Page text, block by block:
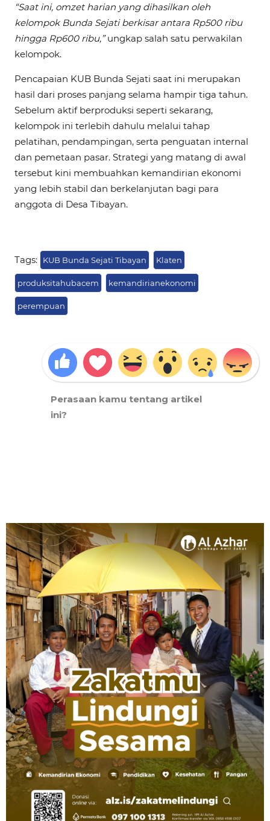
“Saat ini, omzet harian yang dihasilkan oleh
kelompok Bunda Sejati berkisar antara Rp500 ribu
hingga Rp600 ribu,”ungkap salah satu perwakilan
kelompok.
Pencapaian KUB Bunda Sejati saat ini merupakan
hasil dari proses panjang selama hampir tiga tahun.
Sebelum aktif berproduksi seperti sekarang,
kelompok ini terlebih dahulu melalui tahap
pelatihan, pendampingan, serta penguatan internal
dan pemetaan pasar. Strategi yang matang di awal
tersebut kini membuahkan kemandirian ekonomi
yang lebih stabil dan berkelanjutan bagi para
anggota di Desa Tibayan.
Tags: KUB Bunda Sejati Tibayan Klaten
produksitahubacem kemandirianekonomi
perempuan
Perasaan kamu tentang artikel
ini?